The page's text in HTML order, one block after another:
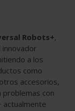
Robots+,
innovador
a los
como
accesorios,
con
actualmente